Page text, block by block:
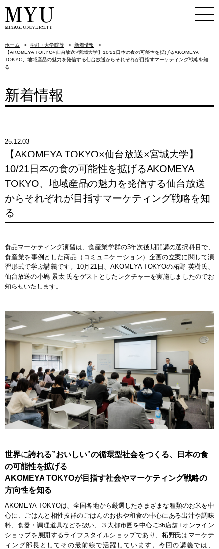
ホーム > 学群・大学院等 > 新着情報
>
【AKOMEYA TOKYO×仙台放送×宮城大学】10/21日本の食の可能性を拡げるAKOMEYA
TOKYO、地域産品の魅力を発信する仙台放送からそれぞれが目指すマーケティング戦略を知
る
新着情報
25.12.03
【AKOMEYA TOKYO×仙台放送×宮城大学】
10/21日本の食の可能性を拡げるAKOMEYA
TOKYO、地域産品の魅力を発信する仙台放送
からそれぞれが目指すマーケティング戦略を知
る
食品マーケティング演習は、食産業学群の3年次後期開講の選択科目で、
食産業を事例とした商品（コミュニケーション）企画の立案に関して演
習形式で学ぶ講義です。10月21日、AKOMEYA TOKYOの柘野 英樹氏、
仙台放送の小嶋 景太 氏をゲストとしたレクチャーを実施しましたのでお
知らせいたします。
世界に誇れる”おいしい”の循環型社会をつくる、日本の食
の可能性を拡げる
AKOMEYA TOKYOが目指す社会やマーケティング戦略の
方向性を知る
AKOMEYA TOKYOは、全国各地から厳選したさまざまな種類のお米を中
心に、ごはんと相性抜群のごはんのお供や和食の中心にある出汁や調味
料、食器・調理道具などを扱い、３大都市圏を中心に36店舗+オンライン
ショップを展開するライフスタイルショップであり、柘野氏はマーケテ
ィング部長としてその最前線で活躍しています。今回の講義では、